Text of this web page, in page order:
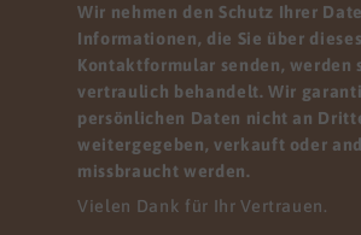
Wir nehmen den Schutz Ihrer
Informationen, die Sie über dieses
Kontaktformular senden, werden
vertraulich behandelt. Wir
persönlichen Daten nicht an
weitergegeben, verkauft oder
missbraucht werden.
Vielen Dank für Ihr Vertrauen.